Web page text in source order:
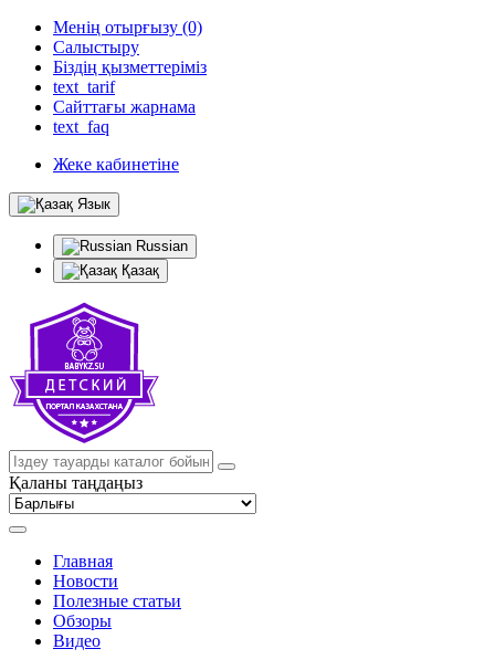
Менің отырғызу (0)
Салыстыру
Біздің қызметтеріміз
text_tarif
Сайттағы жарнама
text_faq
Жеке кабинетіне
Язык
Russian
Қазақ
Қаланы таңдаңыз
Главная
Новости
Полезные статьи
Обзоры
Видео